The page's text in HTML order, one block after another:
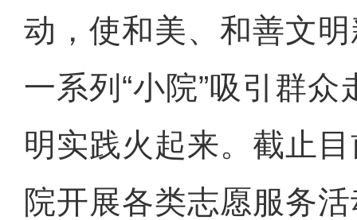
动，使和美、和善文
一系列“小院”吸引群
明实践火起来。截止
院开展各类志愿服务